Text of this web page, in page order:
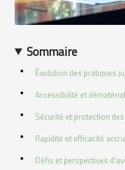
Sommaire
Évolution des pratiques
Accessibilité et
Sécurité et protection
Rapidité et efficacité
Défis et perspectives